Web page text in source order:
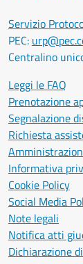
Servizio
PEC:
Centralino
Leggi le FAQ
Prenotazione
Segnalazione
Richiesta
Informativa
Cookie Policy
Social Media
Note legali
Notifica atti
Dichiarazione